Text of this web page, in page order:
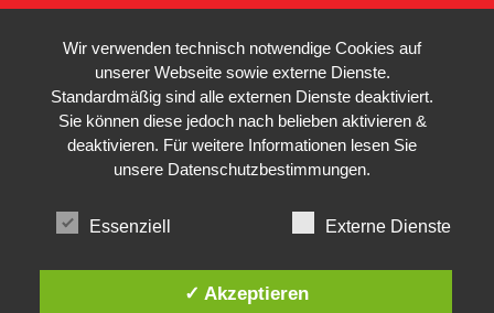
Wir verwenden technisch notwendige Cookies auf
unserer Webseite sowie externe Dienste.
Standardmäßig sind alle externen Dienste deaktiviert.
Sie können diese jedoch nach belieben aktivieren &
deaktivieren. Für weitere Informationen lesen Sie
unsere Datenschutzbestimmungen.
Essenziell Externe Dienste
✓ Akzeptieren